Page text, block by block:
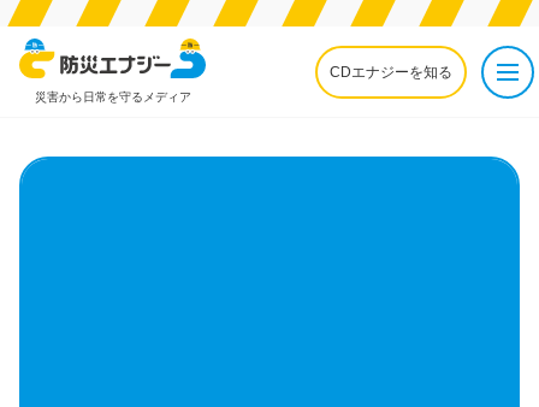
災害から日常を守るメディア
CDエナジーを知る